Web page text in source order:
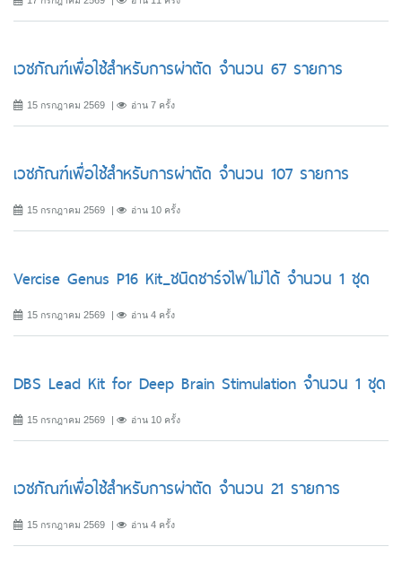
เวชภัณฑ์เพื่อใช้สำหรับการผ่าตัด จำนวน 67 รายการ
15 กรกฎาคม 2569 อ่าน 7 ครั้ง
เวชภัณฑ์เพื่อใช้สำหรับการผ่าตัด จำนวน 107 รายการ
15 กรกฎาคม 2569 อ่าน 10 ครั้ง
Vercise Genus P16 Kit_ชนิดชาร์จไฟไม่ได้ จำนวน 1 ชุด
15 กรกฎาคม 2569 อ่าน 4 ครั้ง
DBS Lead Kit for Deep Brain Stimulation จำนวน 1 ชุด
15 กรกฎาคม 2569 อ่าน 10 ครั้ง
เวชภัณฑ์เพื่อใช้สำหรับการผ่าตัด จำนวน 21 รายการ
15 กรกฎาคม 2569 อ่าน 4 ครั้ง